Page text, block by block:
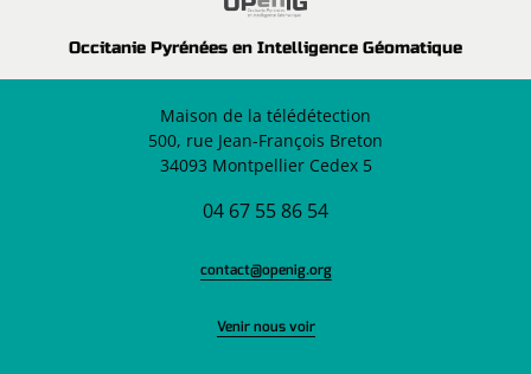
Occitanie Pyrénées en Intelligence Géomatique
Maison de la télédétection
500, rue Jean-François Breton
34093 Montpellier Cedex 5
04 67 55 86 54
contact@openig.org
Venir nous voir